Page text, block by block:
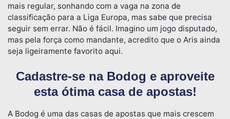
mais regular, sonhando com a vaga na zona de
classificação para a Liga Europa, mas sabe que precisa
seguir sem errar. Não é fácil. Imagino um jogo disputado,
mas pela força como mandante, acredito que o Aris ainda
seja ligeiramente favorito aqui.
Cadastre-se na Bodog e aproveite
esta ótima casa de apostas!
A Bodog é uma das casas de apostas que mais crescem